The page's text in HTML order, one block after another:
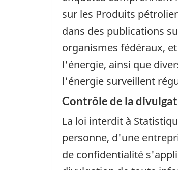
sur les Produits
dans des publications
organismes fédéraux,
l'énergie, ainsi que
l'énergie surveillent
Contrôle de la
La loi interdit à
personne, d'une
de confidentialité